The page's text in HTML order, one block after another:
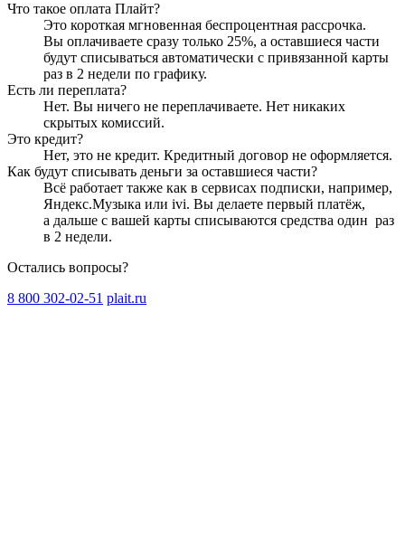
Что такое оплата Плайт?
Это короткая мгновенная беспроцентная рассрочка.
Вы оплачиваете сразу только 25%, а оставшиеся части
будут списываться автоматически с привязанной карты
раз в 2 недели по графику.
Есть ли переплата?
Нет. Вы ничего не переплачиваете. Нет никаких
скрытых комиссий.
Это кредит?
Нет, это не кредит. Кредитный договор не оформляется.
Как будут списывать деньги за оставшиеся части?
Всё работает также как в сервисах подписки, например,
Яндекс.Музыка или ivi. Вы делаете первый платёж,
а дальше с вашей карты списываются средства один раз
в 2 недели.
Остались вопросы?
8 800 302-02-51 plait.ru